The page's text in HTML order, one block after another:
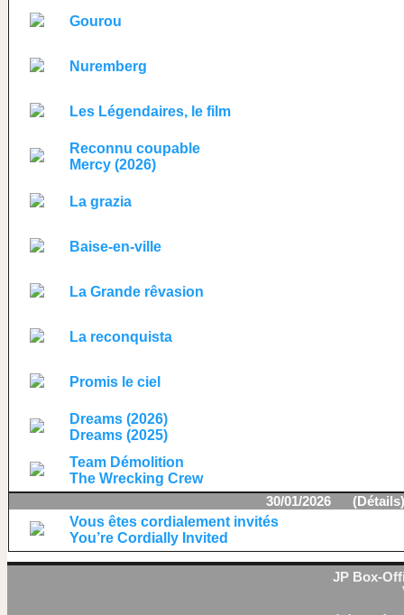
Gourou
Nuremberg
Les Légendaires, le film
Reconnu coupable
Mercy (2026)
La grazia
Baise-en-ville
La Grande rêvasion
La reconquista
Promis le ciel
Dreams (2026)
Dreams (2025)
Team Démolition
The Wrecking Crew
30/01/2026 (Détails)
Vous êtes cordialement invités
You’re Cordially Invited
JP Box-